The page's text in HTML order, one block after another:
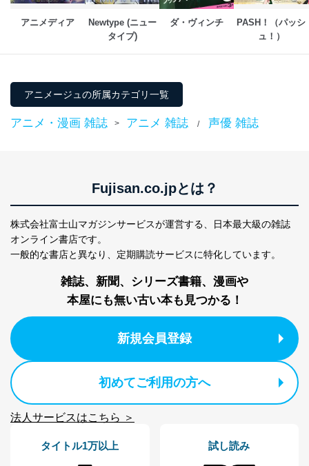
適切、かつ迅速に対応させていただきます。
株式会社富士山マガジンサービス 個人情報問い合わせ
e-mail：cs@fujisan.co.jp
改訂：2025年2月20日
制定：2005年4月1日
株式会社富士山マガジンサービス
１．個人情報保護管理者
当社は以下の個人情報保護管理者を設置し、個人情報保
護管理者の責任のもと、個人情報を取得・アクセス・利
用・提供・管理いたします。
株式会社富士山マガジンサービス
代表取締役会長 西野 伸一郎
当社が取り扱う開示対象個人情報の利用目的は次のとお
No
個人情報の種類 利用目的
購入商品の配送のため
ｅメール等による商品、サービ
アニメディア
Newtype (ニュー
タイプ)
ダ・ヴィンチ
PASH！（パッシ
ュ！）
アニメージュの所属カテゴリ一覧
アニメ・漫画 雑誌 > アニメ 雑誌 / 声優 雑誌
Fujisan.co.jpとは？
株式会社富士山マガジンサービスが運営する、
日本最大級の雑誌
オンライン書店です。
一般的な書店と異なり、 定期購読サービスに特化しています。
雑誌、新聞、シリーズ書籍、漫画や
本屋にも無い古い本も見つかる！
新規会員登録
初めてご利用の方へ
法人サービスはこちら ＞
タイトル1万以上 試し読み